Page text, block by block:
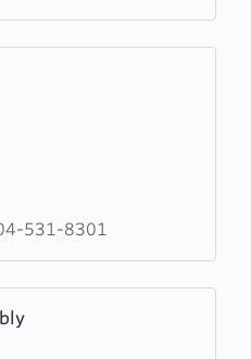
531-8301